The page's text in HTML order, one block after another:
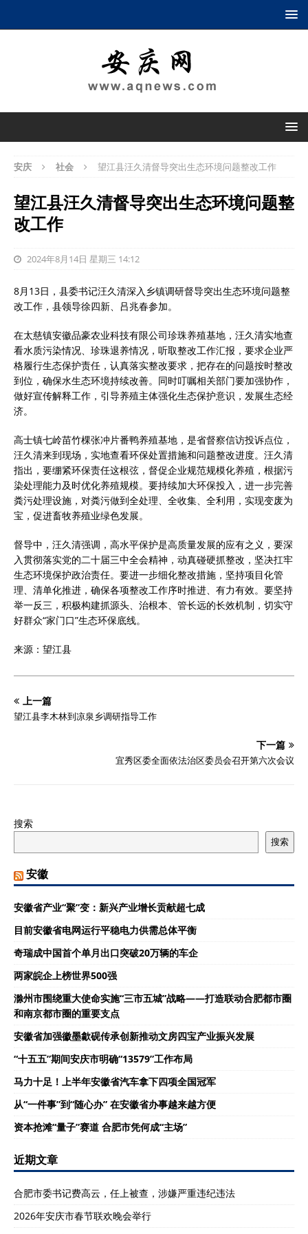
安庆 社会 望江县汪久清督导突出生态环境问题整改工作
望江县汪久清督导突出生态环境问题整
改工作
2024年8月14日 星期三 14:12
8月13日，县委书记汪久清深入乡镇调研督导突出生态环境问题整
改工作，县领导徐四新、吕兆春参加。
在太慈镇安徽品豪农业科技有限公司珍珠养殖基地，汪久清实地查
看水质污染情况、珍珠退养情况，听取整改工作汇报，要求企业严
格履行生态保护责任，认真落实整改要求，把存在的问题按时整改
到位，确保水生态环境持续改善。同时叮嘱相关部门要加强协作，
做好宣传解释工作，引导养殖主体强化生态保护意识，发展生态经
济。
高士镇七岭苗竹棵张冲片番鸭养殖基地，是省督察信访投诉点位，
汪久清来到现场，实地查看环保处置措施和问题整改进度。汪久清
指出，要绷紧环保责任这根弦，督促企业规范规模化养殖，根据污
染处理能力及时优化养殖规模。要持续加大环保投入，进一步完善
粪污处理设施，对粪污做到全处理、全收集、全利用，实现变废为
宝，促进畜牧养殖业绿色发展。
督导中，汪久清强调，高水平保护是高质量发展的应有之义，要深
入贯彻落实党的二十届三中全会精神，动真碰硬抓整改，坚决扛牢
生态环境保护政治责任。要进一步细化整改措施，坚持项目化管
理、清单化推进，确保各项整改工作序时推进、有力有效。要坚持
举一反三，积极构建抓源头、治根本、管长远的长效机制，切实守
好群众“家门口”生态环保底线。
来源：望江县
上一篇
望江县李木林到凉泉乡调研指导工作
下一篇
宜秀区委全面依法治区委员会召开第六次会议
搜索
搜索
安徽
安徽省产业“聚”变：新兴产业增长贡献超七成
目前安徽省电网运行平稳电力供需总体平衡
奇瑞成中国首个单月出口突破20万辆的车企
两家皖企上榜世界500强
滁州市围绕重大使命实施“三市五城”战略——打造联动合肥都市圈
和南京都市圈的重要支点
安徽省加强徽墨歙砚传承创新推动文房四宝产业振兴发展
“十五五”期间安庆市明确“13579”工作布局
马力十足！上半年安徽省汽车拿下四项全国冠军
从“一件事”到“随心办” 在安徽省办事越来越方便
资本抢滩“量子”赛道 合肥市凭何成“主场”
近期文章
合肥市委书记费高云，任上被查，涉嫌严重违纪违法
2026年安庆市春节联欢晚会举行